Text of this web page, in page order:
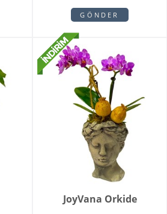
GÖNDER
JoyVana Orkide